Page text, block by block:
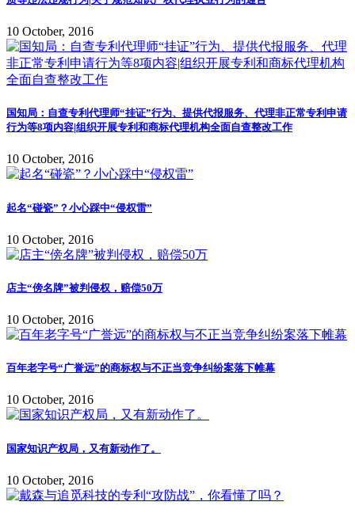
10 October, 2016
国知局：自查专利代理师“挂证”行为、提供代报服务、代理非正常专利申请
行为等8项内容|组织开展专利和商标代理机构全面自查整改工作
10 October, 2016
起名“碰瓷”？小心踩中“侵权雷”
10 October, 2016
店主“傍名牌”被判侵权，赔偿50万
10 October, 2016
百年老字号“广誉远”的商标权与不正当竞争纠纷案落下帷幕
10 October, 2016
国家知识产权局，又有新动作了。
10 October, 2016